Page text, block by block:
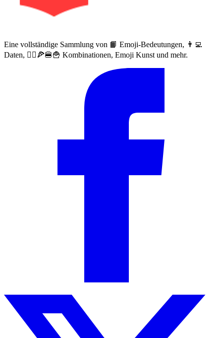
Eine vollständige Sammlung von 📙 Emoji-Bedeutungen, 👨‍💻
Daten, 🙅‍♀️🍕🍔🍟 Kombinationen, Emoji Kunst und mehr.